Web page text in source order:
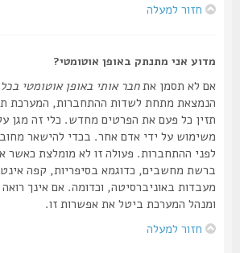
חזור למעלה
מדוע אני מתנתק באופן אוטומטי?
אם לא תסמן אתחבר אותי באופן אוטומטי בכל
הנמצאת מתחת לשדות ההתחברות, המערכת תחבר
תזין כל פעם את הפרטים מחדש. כלי זה מגן על
משימוש על ידי אדם אחר. בכדי להישאר מחובר,
לפני ההתחברות. פעולה זו לא מומלצת כאשר אתה
ברשת מחשבים, כדוגמא בסיפריות, קפה
מעבדות באוניברסיטה, וכדומה. אם אינך רואה את
ומנהל המערכת ביטל את אפשרות זו.
חזור למעלה